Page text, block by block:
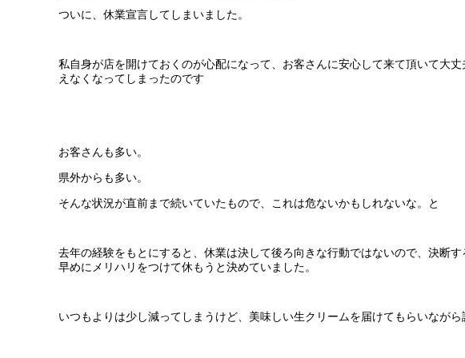
ついに、休業宣言してしまいました。
私自身が店を開けておくのが心配になって、お客さんに安心して来て頂いて大
えなくなってしまったのです
お客さんも多い。
県外からも多い。
そんな状況が直前まで続いていたもので、これは危ないかもしれないな。と
去年の経験をもとにすると、休業は決して後ろ向きな行動ではないので、決断す
早めにメリハリをつけて休もうと決めていました。
いつもよりは少し減ってしまうけど、美味しい生クリームを届けてもらいながら